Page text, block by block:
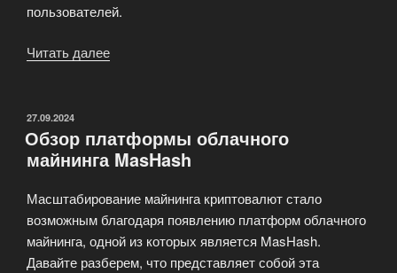
пользователей.
Читать далее
актива
BFUSD
пассивным
доходом»
ОПУБЛИКОВАНО
27.09.2024
Обзор платформы облачного
майнинга MasHash
Масштабирование майнинга криптовалют стало
возможным благодаря появлению платформ облачного
майнинга, одной из которых является MasHash.
Давайте разберем, что представляет собой эта